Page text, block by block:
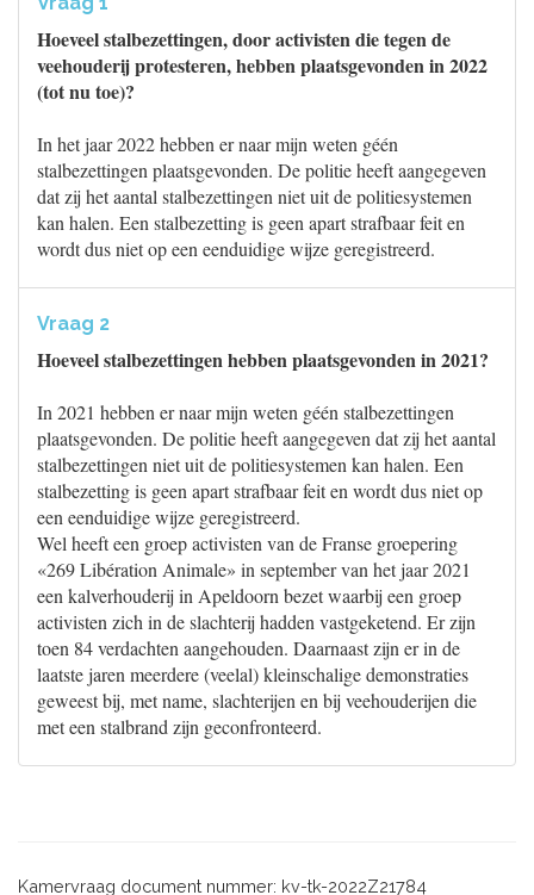
Hoeveel stalbezettingen, door activisten die tegen de
veehouderij protesteren, hebben plaatsgevonden in 2022
(tot nu toe)?
In het jaar 2022 hebben er naar mijn weten géén
stalbezettingen plaatsgevonden. De politie heeft aangegeven
dat zij het aantal stalbezettingen niet uit de politiesystemen
kan halen. Een stalbezetting is geen apart strafbaar feit en
wordt dus niet op een eenduidige wijze geregistreerd.
Vraag 2
Hoeveel stalbezettingen hebben plaatsgevonden in 2021?
In 2021 hebben er naar mijn weten géén stalbezettingen
plaatsgevonden. De politie heeft aangegeven dat zij het aantal
stalbezettingen niet uit de politiesystemen kan halen. Een
stalbezetting is geen apart strafbaar feit en wordt dus niet op
een eenduidige wijze geregistreerd.
Wel heeft een groep activisten van de Franse groepering
«269 Libération Animale» in september van het jaar 2021
een kalverhouderij in Apeldoorn bezet waarbij een groep
activisten zich in de slachterij hadden vastgeketend. Er zijn
toen 84 verdachten aangehouden. Daarnaast zijn er in de
laatste jaren meerdere (veelal) kleinschalige demonstraties
geweest bij, met name, slachterijen en bij veehouderijen die
met een stalbrand zijn geconfronteerd.
Kamervraag document nummer: kv-tk-2022Z21784